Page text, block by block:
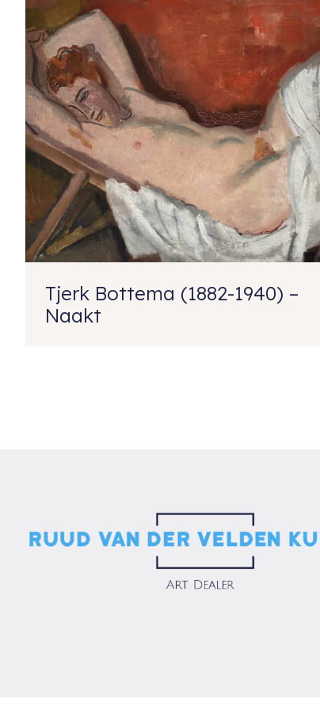
Tjerk Bottema (1882-1940) –
Naakt